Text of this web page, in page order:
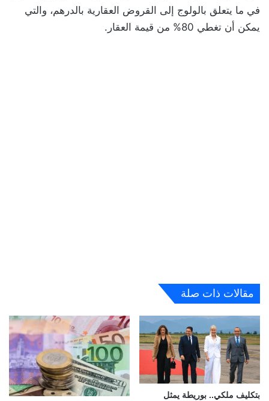
في ما يتعلق بالولوج إلى القروض العقارية بالدرهم، والتي
يمكن أن تغطي 80% من قيمة العقار.
مقالات ذات صلة
بتكليف ملكي.. بوريطة يمثل